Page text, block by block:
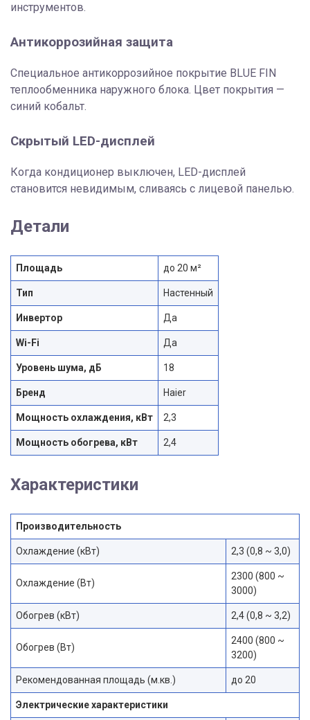
инструментов.
Антикоррозийная защита
Специальное антикоррозийное покрытие BLUE FIN
теплообменника наружного блока. Цвет покрытия —
синий кобальт.
Скрытый LED-дисплей
Когда кондиционер выключен, LED-дисплей
становится невидимым, сливаясь с лицевой панелью.
Детали
Площадь до 20 м²
Тип Настенный
Инвертор Да
Wi-Fi Да
Уровень шума, дБ 18
Бренд Haier
Мощность охлаждения, кВт 2,3
Мощность обогрева, кВт 2,4
Характеристики
Производительность
Охлаждение (кВт) 2,3 (0,8 ~ 3,0)
Охлаждение (Вт)
2300 (800 ~
3000)
Обогрев (кВт) 2,4 (0,8 ~ 3,2)
Обогрев (Вт)
2400 (800 ~
3200)
Рекомендованная площадь (м.кв.) до 20
Электрические характеристики